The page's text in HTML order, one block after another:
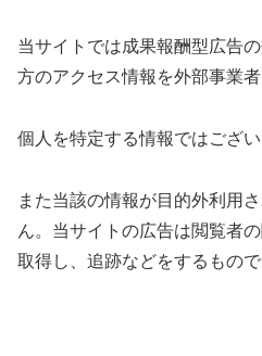
当サイトでは成果報酬型広告
方のアクセス情報を外部事業
個人を特定する情報ではござい
また当該の情報が目的外利用
ん。当サイトの広告は閲覧者
取得し、追跡などをするもので